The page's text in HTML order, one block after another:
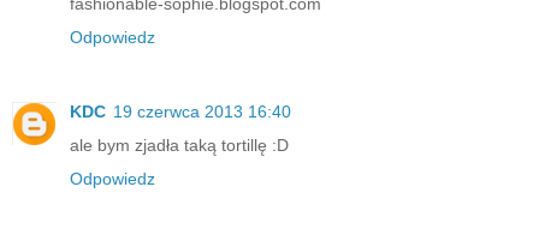
Odpowiedz
KDC 19 czerwca 2013 16:40
ale bym zjadła taką tortillę :D
Odpowiedz